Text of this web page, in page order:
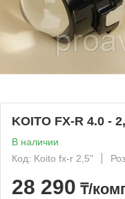
KOITO FX-R 4.0
В наличии
Код: Koito fx-r 2,5"
28 290 ₸/